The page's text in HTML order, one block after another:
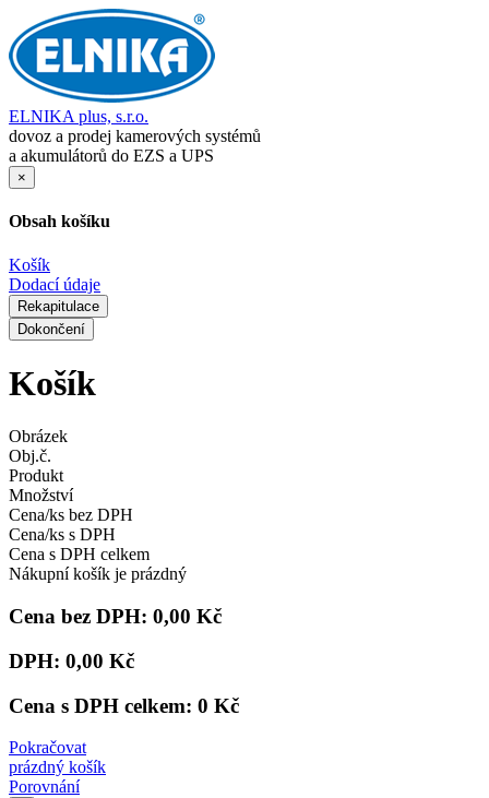
ELNIKA plus, s.r.o.
dovoz a prodej kamerových systémů
a akumulátorů do EZS a UPS
×
Obsah košíku
Košík
Dodací údaje
Rekapitulace
Dokončení
Košík
Obrázek
Obj.č.
Produkt
Množství
Cena/ks bez DPH
Cena/ks s DPH
Cena s DPH celkem
Nákupní košík je prázdný
Cena bez DPH: 0,00 Kč
DPH: 0,00 Kč
Cena s DPH celkem: 0 Kč
Pokračovat
prázdný košík
Porovnání